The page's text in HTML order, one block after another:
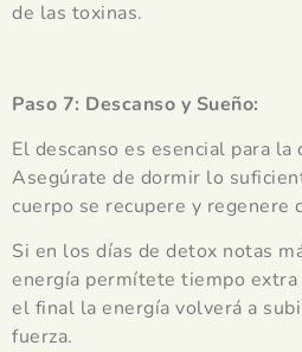
de las toxinas.
Paso 7: Descanso y Sueño:
El descanso es esencial para la
Asegúrate de dormir lo
cuerpo se recupere y regenere
Si en los días de detox notas
energía permítete tiempo extra
el final la energía volverá a
fuerza.